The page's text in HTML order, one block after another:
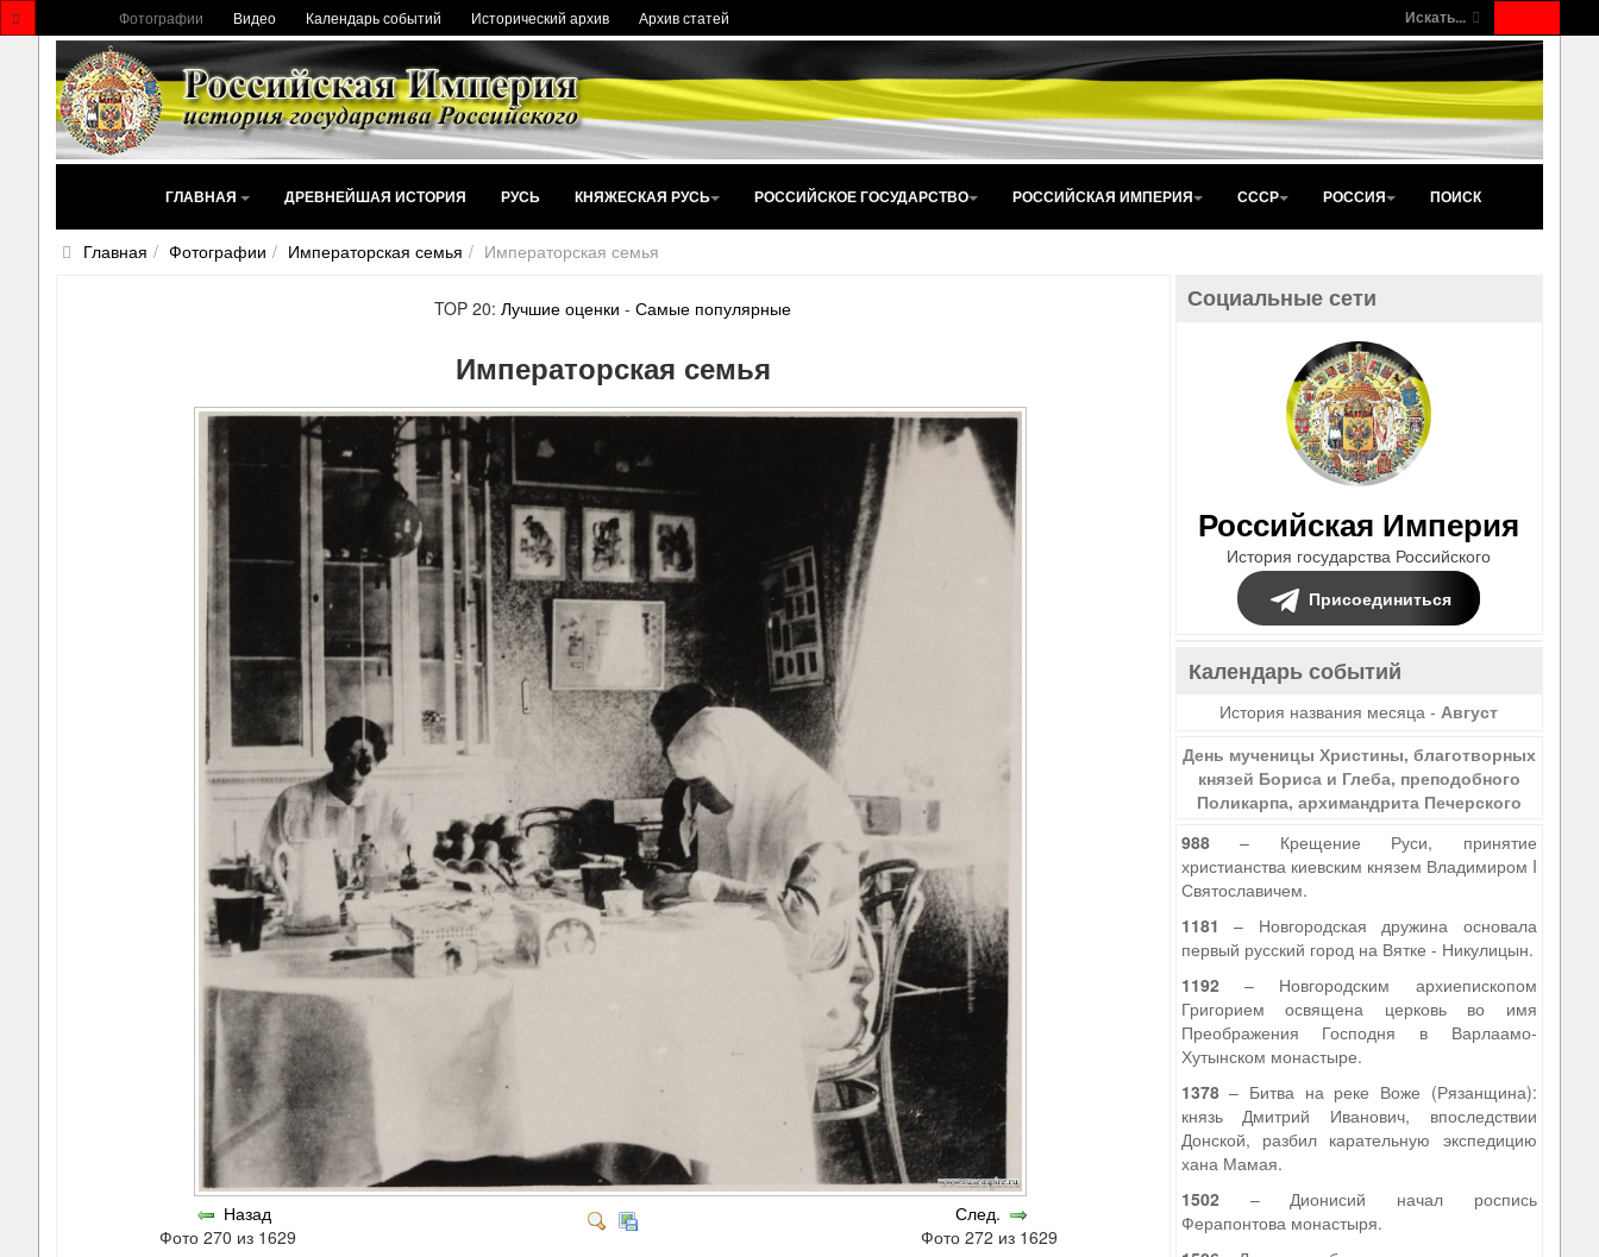
Искать...
Фотографии Видео Календарь событий Исторический архив Архив статей
ГЛАВНАЯ ДРЕВНЕЙШАЯ ИСТОРИЯ РУСЬ КНЯЖЕСКАЯ РУСЬ РОССИЙСКОЕ ГОСУДАРСТВО РОССИЙСКАЯ ИМПЕРИЯ СССР РОССИЯ ПОИСК
Главная Фотографии Императорская семья Императорская семья
TOP 20:Лучшие оценки -Самые популярные
Императорская семья
Назад
Фото 270 из 1629
След.
Фото 272 из 1629
Социальные сети
Российская Империя
История государства Российского
Присоединиться
Календарь событий
История названия месяца -Август
День мученицы Христины, благотворных
князей Бориса и Глеба, преподобного
Поликарпа, архимандрита Печерского
988– Крещение Руси, принятие
христианства киевским князем Владимиром I
Святославичем.
1181 – Новгородская дружина основала
первый русский город на Вятке - Никулицын.
1192– Новгородским архиепископом
Григорием освящена церковь во имя
Преображения Господня в Варлаамо-
Хутынском монастыре.
1378– Битва на реке Воже (Рязанщина):
князь Дмитрий Иванович, впоследствии
Донской, разбил карательную экспедицию
хана Мамая.
1502– Дионисий начал роспись
Ферапонтова монастыря.